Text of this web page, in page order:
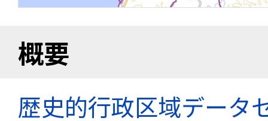
概要
歴史的行政区域データ